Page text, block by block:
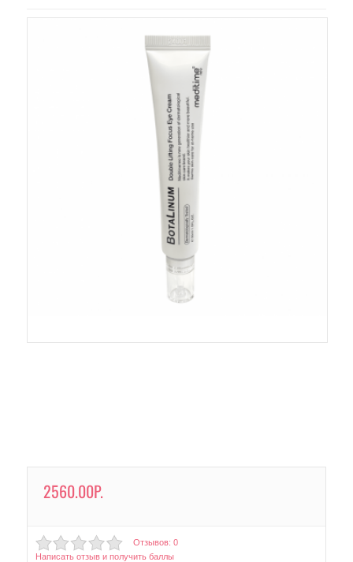
2560.00Р.
Отзывов: 0
Написать отзыв и получить баллы